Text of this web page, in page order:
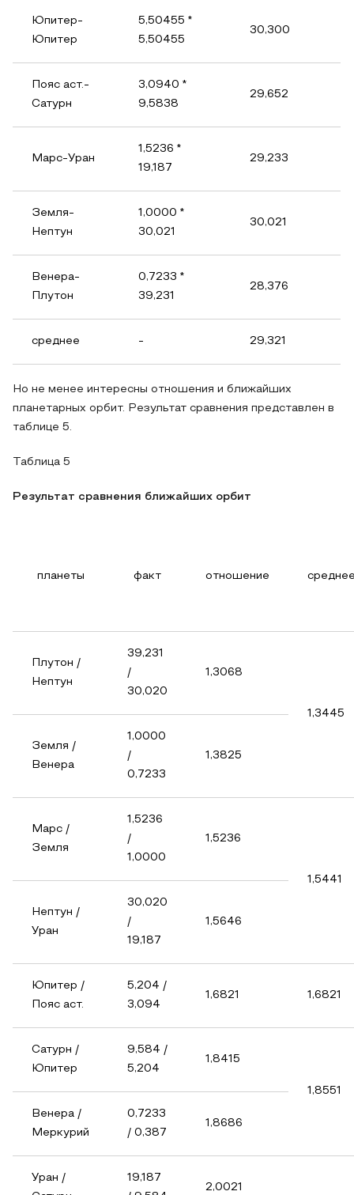
Юпитер-
Юпитер
5,50455 *
5,50455
30,300
Пояс аст.-
Сатурн
3,0940 *
9,5838
29,652
Марс-Уран
1,5236 *
19,187
29,233
Земля-
Нептун
1,0000 *
30,021
30,021
Венера-
Плутон
0,7233 *
39,231
28,376
среднее - 29,321
Но не менее интересны отношения и ближайших
планетарных орбит. Результат сравнения представлен в
таблице 5.
Таблица 5
Результат сравнения ближайших орбит
планеты факт отношение
Плутон /
Нептун
39,231
/
30,020
1,3068
1,3445
Земля /
Венера
1,0000
/
0,7233
1,3825
Марс /
Земля
1,5236
/
1,0000
1,5236
1,5441
Нептун /
Уран
30,020
/
19,187
1,5646
Юпитер /
Пояс аст.
5,204 /
3,094
1,6821 1,6821
Сатурн /
Юпитер
9,584 /
5,204
1,8415
1,8551
Венера /
Меркурий
0,7233
/ 0,387
1,8686
Уран /
19,187
2,0021